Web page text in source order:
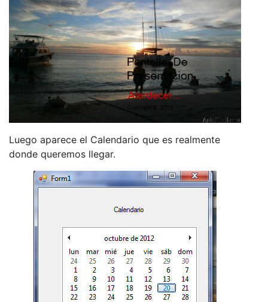
Luego aparece el Calendario que es realmente
donde queremos llegar.